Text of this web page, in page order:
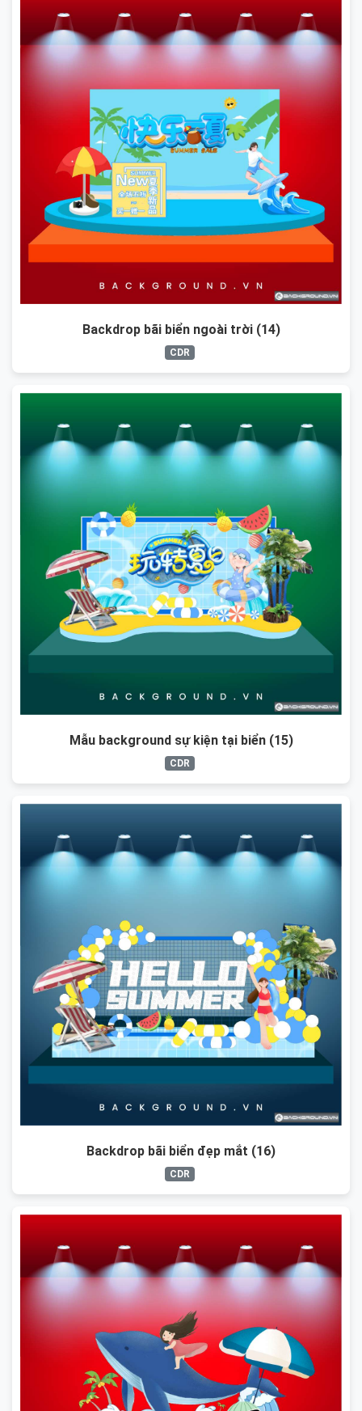
Backdrop bãi biển ngoài trời (14)
CDR
Mẫu background sự kiện tại biển (15)
CDR
Backdrop bãi biển đẹp mắt (16)
CDR